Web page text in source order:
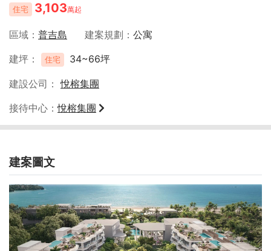
住宅 3,103萬起
區域 普吉島 建案規劃
公寓
建坪
住宅 34~66坪
建設公司
悅榕集團
接待中心
悅榕集團
建案圖文